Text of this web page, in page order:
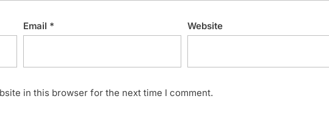
Email * Website
in this browser for the next time I comment.